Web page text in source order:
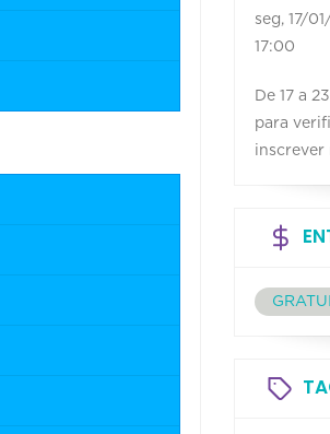
seg, 17/
17:00
De 17 a
para
inscrever